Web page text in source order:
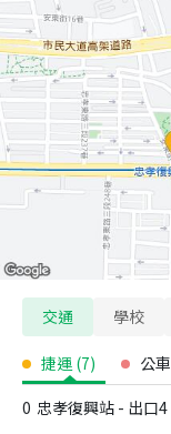
交通 學校
捷運 (7) 公車
0 忠孝復興站 - 出口4